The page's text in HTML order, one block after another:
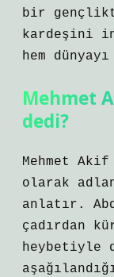
bir
kardeşini
hem
Mehmet
dedi?
Mehmet
olarak
anlatır.
çadırdan
heybetiyle